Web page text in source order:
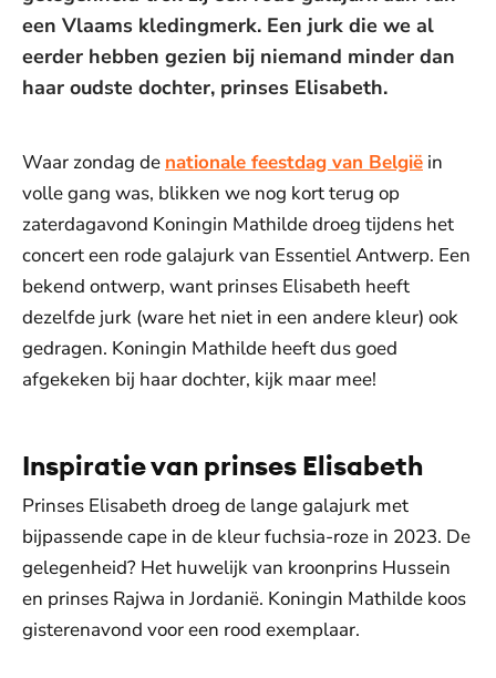
een Vlaams kledingmerk. Een jurk die we al
eerder hebben gezien bij niemand minder dan
haar oudste dochter, prinses Elisabeth.
Waar zondag de nationale feestdag van België in
volle gang was, blikken we nog kort terug op
zaterdagavond Koningin Mathilde droeg tijdens het
concert een rode galajurk van Essentiel Antwerp. Een
bekend ontwerp, want prinses Elisabeth heeft
dezelfde jurk (ware het niet in een andere kleur) ook
gedragen. Koningin Mathilde heeft dus goed
afgekeken bij haar dochter, kijk maar mee!
Inspiratie van prinses Elisabeth
Prinses Elisabeth droeg de lange galajurk met
bijpassende cape in de kleur fuchsia-roze in 2023. De
gelegenheid? Het huwelijk van kroonprins Hussein
en prinses Rajwa in Jordanië. Koningin Mathilde koos
gisterenavond voor een rood exemplaar.